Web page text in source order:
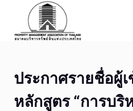
oประกาศรายชื่อผู้
หลักสูตร “การบริ